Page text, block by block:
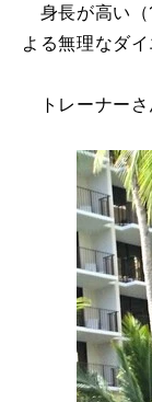
身長が高い（
よる無理なダ
トレーナーさ